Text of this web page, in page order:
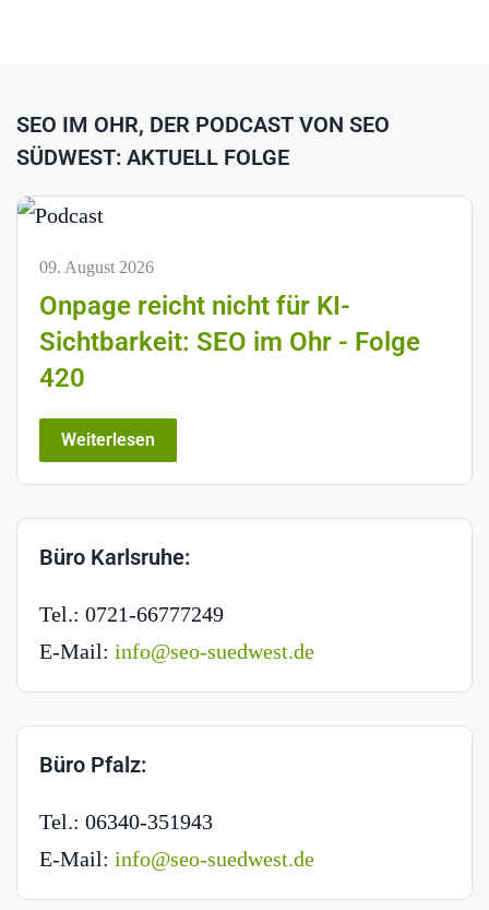
SEO IM OHR, DER PODCAST VON SEO
SÜDWEST: AKTUELL FOLGE
09. August 2026
Onpage reicht nicht für KI-
Sichtbarkeit: SEO im Ohr - Folge
420
Weiterlesen
Büro Karlsruhe:
Tel.: 0721-66777249
E-Mail: info@seo-suedwest.de
Büro Pfalz:
Tel.: 06340-351943
E-Mail: info@seo-suedwest.de